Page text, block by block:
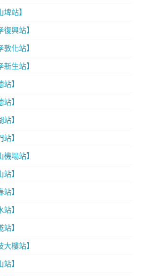
站】
興站】
化站】
生站】
】
】
】
】
場站】
】
】
】
】
樓站】
】